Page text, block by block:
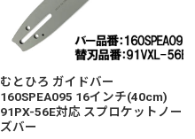
むとひろ ガイドバー
160SPEA095 16インチ(40cm)
91PX-56E対応 スプロケットノー
ズバー